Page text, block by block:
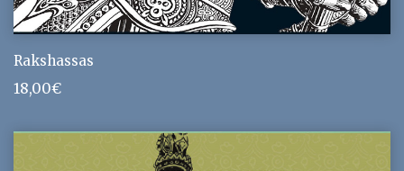
Rakshassas
18,00€